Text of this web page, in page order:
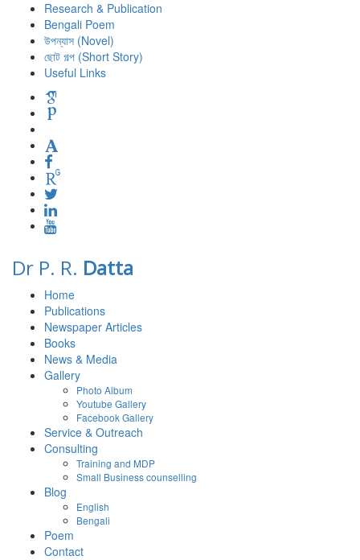
Research & Publication
Bengali Poem
উপন্যাস (Novel)
ছোট গল্প (Short Story)
Useful Links
Dr P. R. Datta
Home
Publications
Newspaper Articles
Books
News & Media
Gallery
Photo Album
Youtube Gallery
Facebook Gallery
Service & Outreach
Consulting
Training and MDP
Small Business counselling
Blog
English
Bengali
Poem
Contact